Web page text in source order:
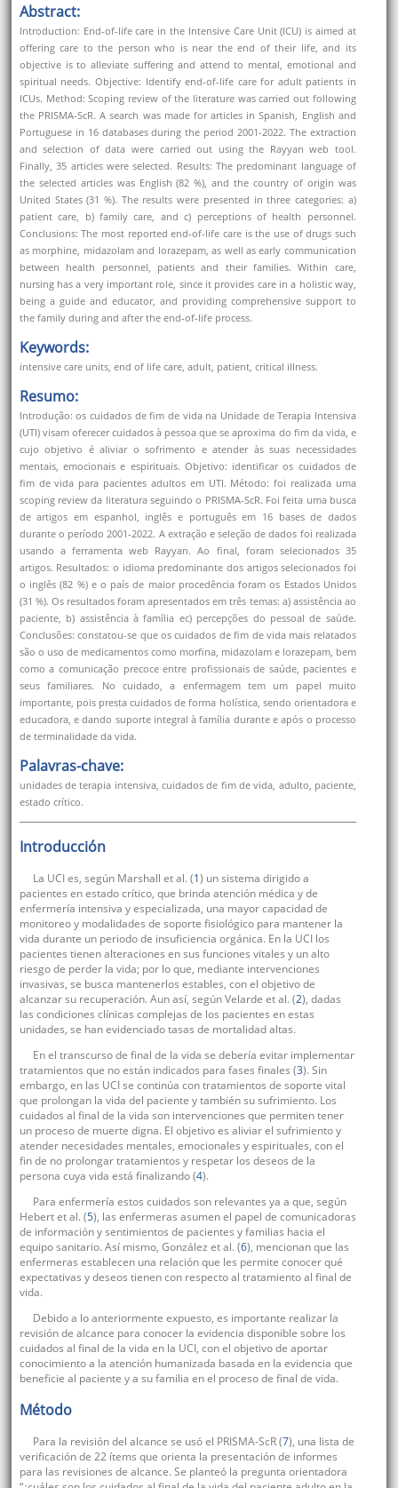
Abstract:
Introduction: End-of-life care in the Intensive Care Unit (ICU) is aimed at
offering care to the person who is near the end of their life, and its
objective is to alleviate suffering and attend to mental, emotional and
spiritual needs. Objective: Identify end-of-life care for adult patients in
ICUs. Method: Scoping review of the literature was carried out following
the PRISMA-ScR. A search was made for articles in Spanish, English and
Portuguese in 16 databases during the period 2001-2022. The extraction
and selection of data were carried out using the Rayyan web tool.
Finally, 35 articles were selected. Results: The predominant language of
the selected articles was English (82 %), and the country of origin was
United States (31 %). The results were presented in three categories: a)
patient care, b) family care, and c) perceptions of health personnel.
Conclusions: The most reported end-of-life care is the use of drugs such
as morphine, midazolam and lorazepam, as well as early communication
between health personnel, patients and their families. Within care,
nursing has a very important role, since it provides care in a holistic way,
being a guide and educator, and providing comprehensive support to
the family during and after the end-of-life process.
Keywords:
intensive care units, end of life care, adult, patient, critical illness.
Resumo:
Introdução: os cuidados de fim de vida na Unidade de Terapia Intensiva
(UTI) visam oferecer cuidados à pessoa que se aproxima do fim da vida, e
cujo objetivo é aliviar o sofrimento e atender às suas necessidades
mentais, emocionais e espirituais. Objetivo: identificar os cuidados de
fim de vida para pacientes adultos em UTI. Método: foi realizada uma
scoping review da literatura seguindo o PRISMA-ScR. Foi feita uma busca
de artigos em espanhol, inglês e português em 16 bases de dados
durante o período 2001-2022. A extração e seleção de dados foi realizada
usando a ferramenta web Rayyan. Ao final, foram selecionados 35
artigos. Resultados: o idioma predominante dos artigos selecionados foi
o inglês (82 %) e o país de maior procedência foram os Estados Unidos
(31 %). Os resultados foram apresentados em três temas: a) assistência ao
paciente, b) assistência à família ec) percepções do pessoal de saúde.
Conclusões: constatou-se que os cuidados de fim de vida mais relatados
são o uso de medicamentos como morfina, midazolam e lorazepam, bem
como a comunicação precoce entre profissionais de saúde, pacientes e
seus familiares. No cuidado, a enfermagem tem um papel muito
importante, pois presta cuidados de forma holística, sendo orientadora e
educadora, e dando suporte integral à família durante e após o processo
de terminalidade da vida.
Palavras-chave:
unidades de terapia intensiva, cuidados de fim de vida, adulto, paciente,
estado crítico.
Introducción
La UCI es, según Marshall et al. (1) un sistema dirigido a
pacientes en estado crítico, que brinda atención médica y de
enfermería intensiva y especializada, una mayor capacidad de
monitoreo y modalidades de soporte fisiológico para mantener la
vida durante un periodo de insuficiencia orgánica. En la UCI los
pacientes tienen alteraciones en sus funciones vitales y un alto
riesgo de perder la vida; por lo que, mediante intervenciones
invasivas, se busca mantenerlos estables, con el objetivo de
alcanzar su recuperación. Aun así, según Velarde et al. (2), dadas
las condiciones clínicas complejas de los pacientes en estas
unidades, se han evidenciado tasas de mortalidad altas.
En el transcurso de final de la vida se debería evitar implementar
tratamientos que no están indicados para fases finales (3). Sin
embargo, en las UCI se continúa con tratamientos de soporte vital
que prolongan la vida del paciente y también su sufrimiento. Los
cuidados al final de la vida son intervenciones que permiten tener
un proceso de muerte digna. El objetivo es aliviar el sufrimiento y
atender necesidades mentales, emocionales y espirituales, con el
fin de no prolongar tratamientos y respetar los deseos de la
persona cuya vida está finalizando (4).
Para enfermería estos cuidados son relevantes ya a que, según
Hebert et al. (5), las enfermeras asumen el papel de comunicadoras
de información y sentimientos de pacientes y familias hacia el
equipo sanitario. Así mismo, González et al. (6), mencionan que las
enfermeras establecen una relación que les permite conocer qué
expectativas y deseos tienen con respecto al tratamiento al final de
vida.
Debido a lo anteriormente expuesto, es importante realizar la
revisión de alcance para conocer la evidencia disponible sobre los
cuidados al final de la vida en la UCI, con el objetivo de aportar
conocimiento a la atención humanizada basada en la evidencia que
beneficie al paciente y a su familia en el proceso de final de vida.
Método
Para la revisión del alcance se usó el PRISMA-ScR (7), una lista de
verificación de 22 ítems que orienta la presentación de informes
para las revisiones de alcance. Se planteó la pregunta orientadora